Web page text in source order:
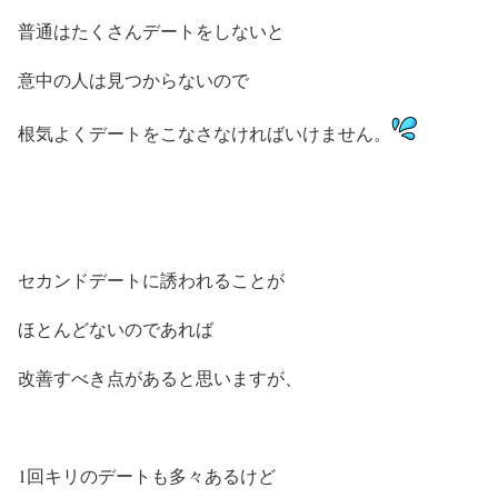
普通はたくさんデートをしないと
意中の人は見つからないので
根気よくデートをこなさなければいけません。
セカンドデートに誘われることが
ほとんどないのであれば
改善すべき点があると思いますが、
1回キリのデートも多々あるけど